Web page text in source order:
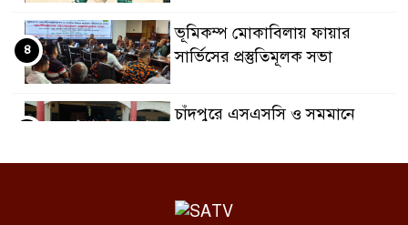
ভূমিকম্প মোকাবিলায় ফায়ার
সার্ভিসের প্রস্তুতিমূলক সভা
৪
চাঁদপুরে এসএসসি ও সমমানে
পরিষদ চেয়ারম্যান কারাগারে